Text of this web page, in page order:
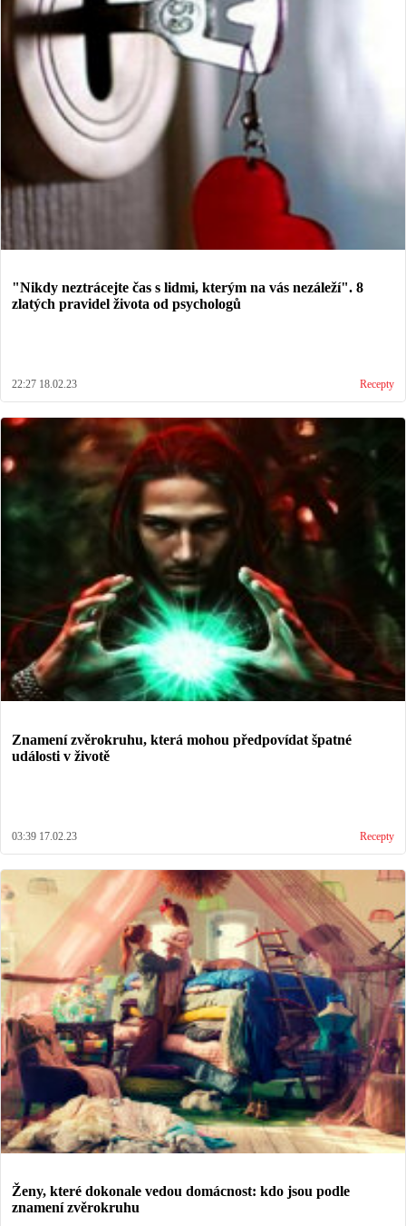
"Nikdy neztrácejte čas s lidmi, kterým na vás nezáleží". 8
zlatých pravidel života od psychologů
22:27 18.02.23 Recepty
Znamení zvěrokruhu, která mohou předpovídat špatné
události v životě
03:39 17.02.23 Recepty
Ženy, které dokonale vedou domácnost: kdo jsou podle
znamení zvěrokruhu